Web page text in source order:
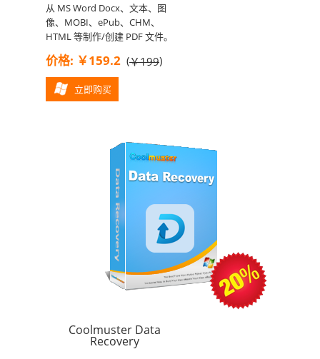
从 MS Word Docx、文本、图
像、MOBI、ePub、CHM、
HTML 等制作/创建 PDF 文件。
价格: ￥159.2 (￥199)
立即购买
Coolmuster Data
Recovery